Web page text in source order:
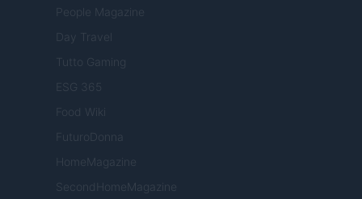
People Magazine
Day Travel
Tutto Gaming
ESG 365
Food Wiki
FuturoDonna
HomeMagazine
SecondHomeMagazine